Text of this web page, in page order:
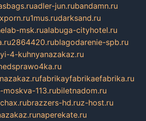
adler-jun.rubandamn.ru
1mus.rudarksand.ru
msk.rualabuga-cityhotel.ru
2864420.rublagodarenie-spb.ru
4-kuhnyanazakaz.ru
fabrikayfabrikaefabrika.ru
113.rubiletnadom.ru
brazzers-hd.ruz-host.ru
naperekate.ru